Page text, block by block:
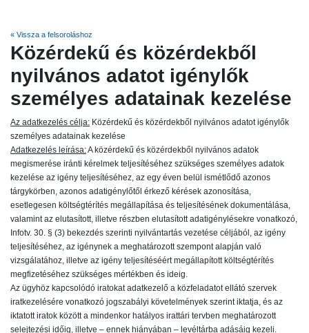
« Vissza a felsoroláshoz
Közérdekű és közérdekből
nyilvános adatot igénylők
személyes adatainak kezelése
Az adatkezelés célja: Közérdekű és közérdekből nyilvános adatot igénylők
személyes adatainak kezelése
Adatkezelés leírása:A közérdekű és közérdekből nyilvános adatok
megismerése iránti kérelmek teljesítéséhez szükséges személyes adatok
kezelése az igény teljesítéséhez, az egy éven belül ismétlődő azonos
tárgykörben, azonos adatigénylőtől érkező kérések azonosítása,
esetlegesen költségtérítés megállapítása és teljesítésének dokumentálása,
valamint az elutasított, illetve részben elutasított adatigénylésekre vonatkozó,
Infotv. 30. § (3) bekezdés szerinti nyilvántartás vezetése céljából, az igény
teljesítéséhez, az igénynek a meghatározott szempont alapján való
vizsgálatához, illetve az igény teljesítéséért megállapított költségtérítés
megfizetéséhez szükséges mértékben és ideig.
Az ügyhöz kapcsolódó iratokat adatkezelő a közfeladatot ellátó szervek
iratkezelésére vonatkozó jogszabályi követelmények szerint iktatja, és az
iktatott iratok között a mindenkor hatályos irattári tervben meghatározott
selejtezési időig, illetve – ennek hiányában – levéltárba adásáig kezeli.